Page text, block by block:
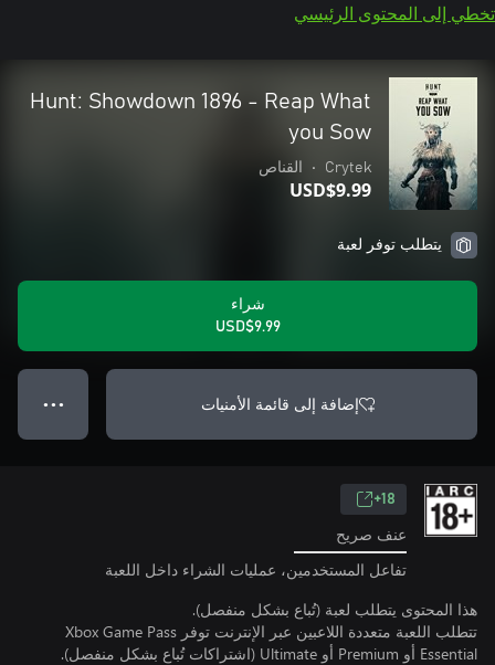
تخطي إلى المحتوى الرئيسي
Hunt: Showdown 1896 - Reap What
you Sow
Crytek
• القناص
USD$9.99
يتطلب توفر لعبة
شراء
USD$9.99
إضافة إلى قائمة الأمنيات ● ● ●
18+
عنف صريح
تفاعل المستخدمين، عمليات الشراء داخل اللعبة
هذا المحتوى يتطلب لعبة (تُباع بشكل منفصل).
تتطلب اللعبة متعددة اللاعبين عبر الإنترنت توفر Xbox Game Pass
Essential أو Premium أو Ultimate (اشتراكات تُباع بشكل منفصل).